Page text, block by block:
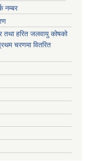
नम्बर
तथा हरित जलवायु कोषको
चरणमा वितरित